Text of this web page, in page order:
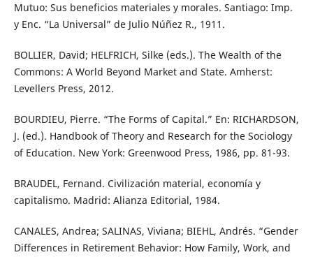
Mutuo: Sus beneficios materiales y morales. Santiago: Imp.
y Enc. “La Universal” de Julio Núñez R., 1911.
BOLLIER, David; HELFRICH, Silke (eds.). The Wealth of the
Commons: A World Beyond Market and State. Amherst:
Levellers Press, 2012.
BOURDIEU, Pierre. “The Forms of Capital.” En: RICHARDSON,
J. (ed.). Handbook of Theory and Research for the Sociology
of Education. New York: Greenwood Press, 1986, pp. 81-93.
BRAUDEL, Fernand. Civilización material, economía y
capitalismo. Madrid: Alianza Editorial, 1984.
CANALES, Andrea; SALINAS, Viviana; BIEHL, Andrés. “Gender
Differences in Retirement Behavior: How Family, Work, and